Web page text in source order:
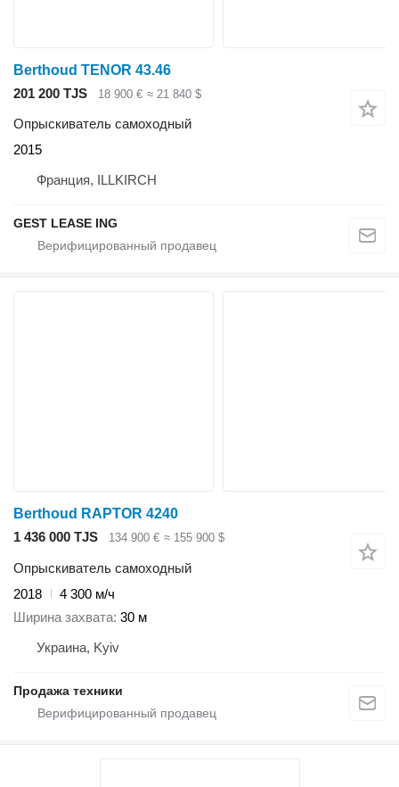
Berthoud TENOR 43.46
201 200 TJS
18 900 € ≈ 21 840 $
Опрыскиватель самоходный
2015
Франция, ILLKIRCH
GEST LEASE ING
Berthoud RAPTOR 4240
1 436 000 TJS
134 900 € ≈ 155 900 $
Опрыскиватель самоходный
2018
4 300 м/ч
Ширина захвата 30 м
Украина, Kyiv
Продажа техники